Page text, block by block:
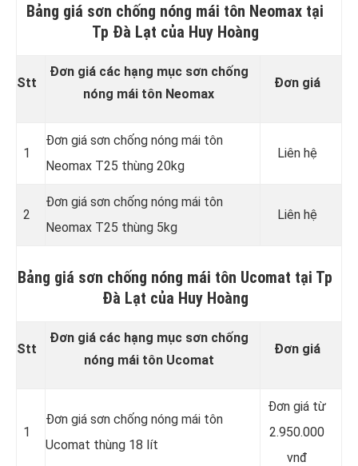
Bảng giá sơn chống nóng mái tôn Neomax tại
Tp Đà Lạt của Huy Hoàng
Stt
Đơn giá các hạng mục sơn chống
nóng mái tôn Neomax
Đơn giá
1
Đơn giá sơn chống nóng mái tôn
Neomax T25 thùng 20kg
Liên hệ
2
Đơn giá sơn chống nóng mái tôn
Neomax T25 thùng 5kg
Liên hệ
Bảng giá sơn chống nóng mái tôn Ucomat tại Tp
Đà Lạt của Huy Hoàng
Stt
Đơn giá các hạng mục sơn chống
nóng mái tôn Ucomat
Đơn giá
1
Đơn giá sơn chống nóng mái tôn
Ucomat thùng 18 lít
Đơn giá từ
2.950.000
vnđ